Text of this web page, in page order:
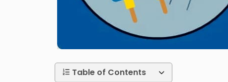
Table of Contents